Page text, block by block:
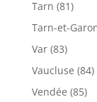
Tarn (81)
Tarn-et-
Var (83)
Vaucluse (84)
Vendée (85)